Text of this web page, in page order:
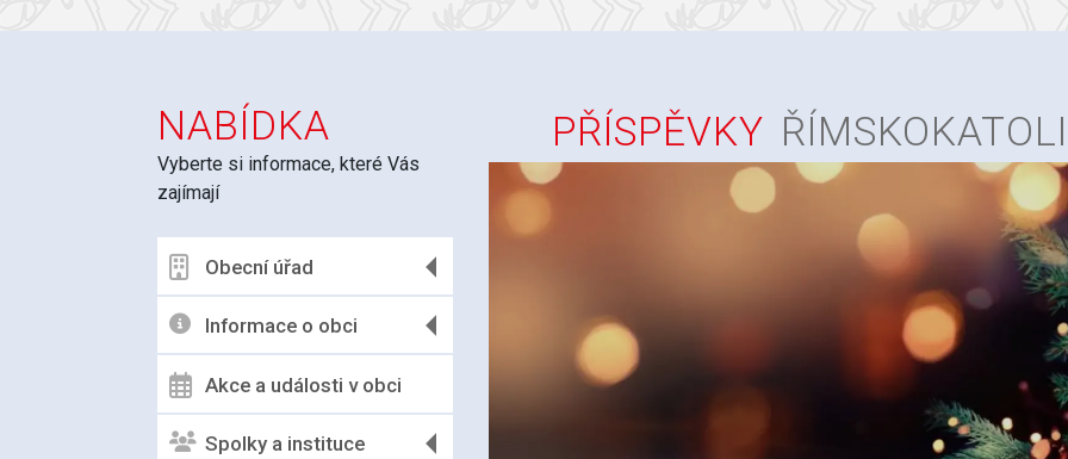
NABÍDKA
Vyberte si informace, které Vás
zajímají
Obecní úřad
Informace o obci
Akce a události v obci
Spolky a instituce
PŘÍSPĚVKY